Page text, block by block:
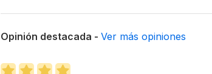
Opinión destacada - Ver más opiniones